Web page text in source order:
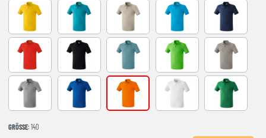
schwarz
GRÖSSE : 140